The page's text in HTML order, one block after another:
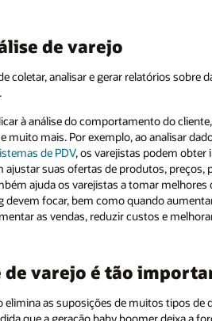
de varejo
coletar, analisar e gerar relatórios sobre
à análise do comportamento do
muito mais. Por exemplo, ao analisar
de PDV, os varejistas podem obter
ajustar suas ofertas de produtos,
ajuda os varejistas a tomar
devem focar, bem como quando
as vendas, reduzir custos e
de varejo é tão
elimina as suposições de muitos tipos